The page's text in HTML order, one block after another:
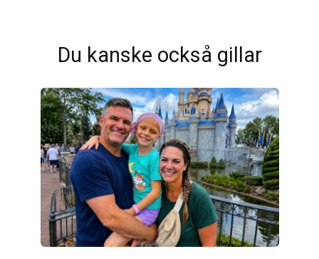
Du kanske också gillar